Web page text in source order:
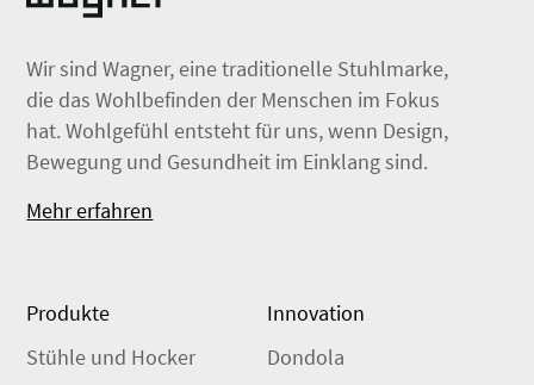
Wir sind Wagner, eine traditionelle Stuhlmarke,
die das Wohlbefinden der Menschen im Fokus
hat. Wohlgefühl entsteht für uns, wenn Design,
Bewegung und Gesundheit im Einklang sind.
Mehr erfahren
Produkte
Stühle und Hocker
Innovation
Dondola